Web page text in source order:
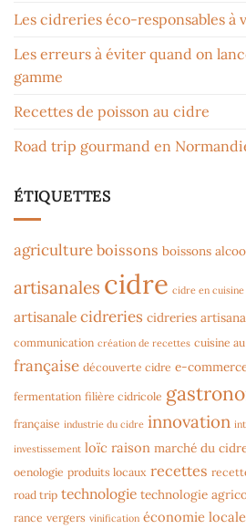
Les cidreries éco-responsables à
Les erreurs à éviter quand on
gamme
Recettes de poisson au cidre
Road trip gourmand en
ÉTIQUETTES
agriculture boissons boissons
artisanales cidre cidre en cuisine
artisanale cidreries cidreries
communication création de recettes cuisine
française découverte cidre e-
fermentation filière cidricole
française industrie du cidre innovation
investissement loïc raison marché du
oenologie produits locaux recettes
road trip technologie technologie
rance vergers vinification économie locale